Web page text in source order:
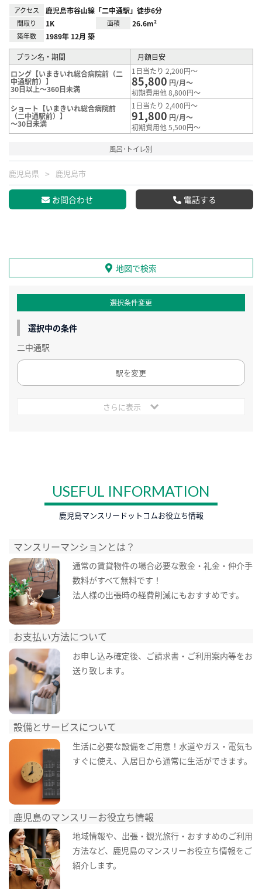
アクセス 鹿児島市谷山線「二中通駅」徒歩6分
間取り 1K 面積 26.6m²
築年数 1989年 12月 築
プラン名・期間
月額目安
ロング【いまきいれ総合病院前（二
中通駅前）】
30日以上～360日未満
1日当たり 2,200円～
85,800 円/月～
初期費用他 8,800円～
ショート【いまきいれ総合病院前
（二中通駅前）】
～30日未満
1日当たり 2,400円～
91,800 円/月～
初期費用他 5,500円～
風呂･トイレ別
鹿児島県 鹿児島市
お問合わせ 電話する
地図で検索
選択条件変更
選択中の条件
二中通駅
駅を変更
さらに表示
USEFUL INFORMATION
鹿児島マンスリードットコムお役立ち情報
マンスリーマンションとは？
通常の賃貸物件の場合必要な敷金・礼金・仲介手
数料がすべて無料です！
法人様の出張時の経費削減にもおすすめです。
お支払い方法について
お申し込み確定後、ご請求書・ご利用案内等をお
送り致します。
設備とサービスについて
生活に必要な設備をご用意！水道やガス・電気も
すぐに使え、入居日から通常に生活ができます。
鹿児島のマンスリーお役立ち情報
地域情報や、出張・観光旅行・おすすめのご利用
方法など、鹿児島のマンスリーお役立ち情報をご
紹介します。